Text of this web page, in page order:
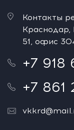
Контакты
Краснодар,
51, офис
+7
+7 861